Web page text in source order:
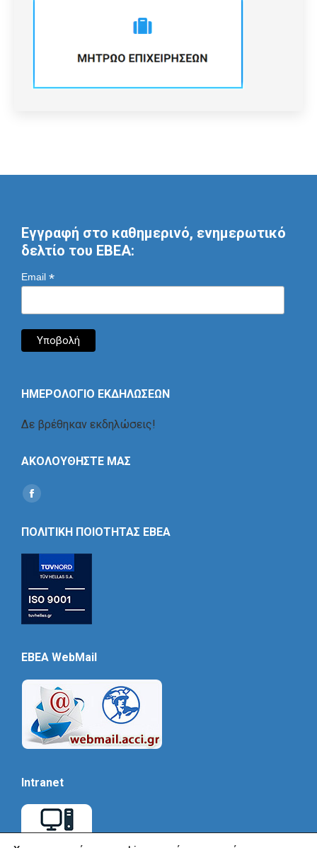
Εγγραφή στο καθημερινό, ενημερωτικό
δελτίο του ΕΒΕΑ:
Email *
ΗΜΕΡΟΛΟΓΙΟ ΕΚΔΗΛΩΣΕΩΝ
Δε βρέθηκαν εκδηλώσεις!
ΑΚΟΛΟΥΘΗΣΤΕ ΜΑΣ
Find us on:
Social
ΠΟΛΙΤΙΚΗ ΠΟΙΟΤΗΤΑΣ ΕΒΕΑ
EBEA WebMail
Intranet